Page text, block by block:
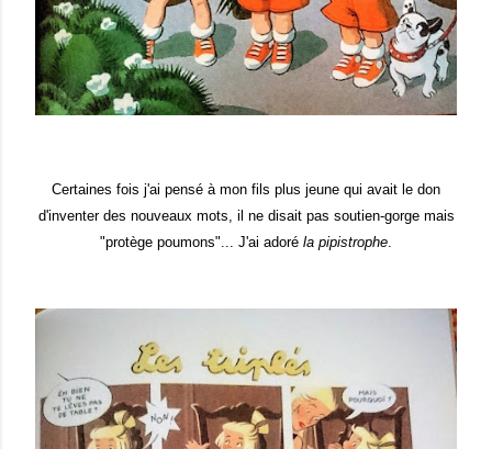
Certaines fois j'ai pensé à mon fils plus jeune qui avait le don
d'inventer des nouveaux mots, il ne disait pas soutien-gorge mais
"protège poumons"... J'ai adoré la pipistrophe.